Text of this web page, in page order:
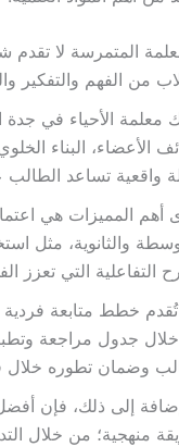
المتمرسة لا
من الفهم والتفكير
معلمة الأحياء في جدة
الأعضاء، البناء
واقعية تساعد الطالب
أهم المميزات هي
والثانوية، مثل
التفاعلية التي تعزز
خطط متابعة
جدول مراجعة
وضمان تطوره خلال
إلى ذلك، فإن
منهجية؛ من خلال